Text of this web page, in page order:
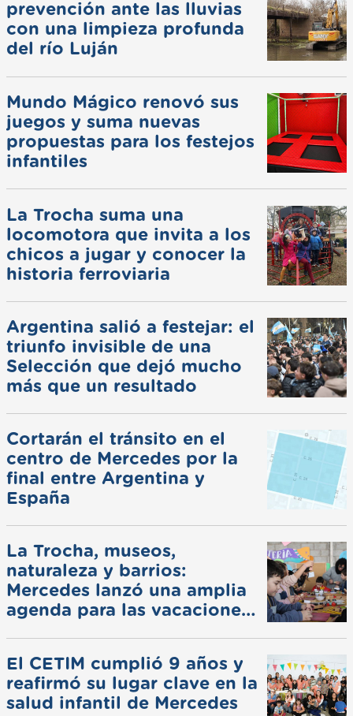
prevención ante las lluvias
con una limpieza profunda
del río Luján
Mundo Mágico renovó sus
juegos y suma nuevas
propuestas para los festejos
infantiles
La Trocha suma una
locomotora que invita a los
chicos a jugar y conocer la
historia ferroviaria
Argentina salió a festejar: el
triunfo invisible de una
Selección que dejó mucho
más que un resultado
Cortarán el tránsito en el
centro de Mercedes por la
final entre Argentina y
España
La Trocha, museos,
naturaleza y barrios:
Mercedes lanzó una amplia
agenda para las vacaciones
El CETIM cumplió 9 años y
reafirmó su lugar clave en la
salud infantil de Mercedes